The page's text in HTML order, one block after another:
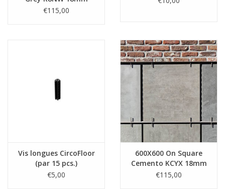
€115,00
Vis longues CircoFloor
(par 15 pcs.)
€5,00
600X600 On Square
Cemento KCYX 18mm
€115,00